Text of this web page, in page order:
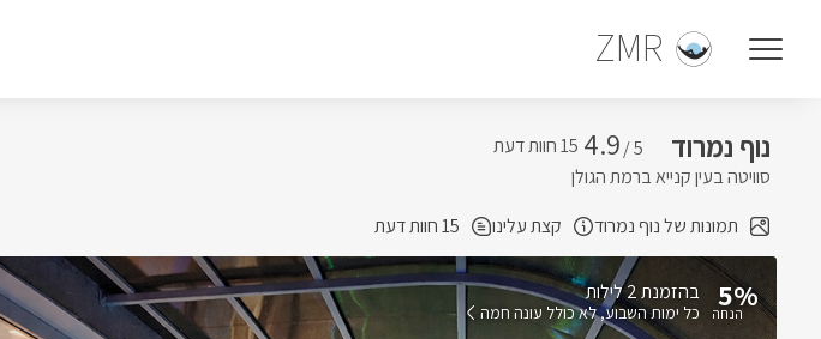
ZMR
נוף נמרוד 5 /
4.9
סוויטה בעין קנייא ברמת הגולן
תמונות של נוף נמרוד
קצת עלינו 15 חוות דעת
5% בהזמנת 2 לילות
כל ימות השבוע לא כולל עונה חמה